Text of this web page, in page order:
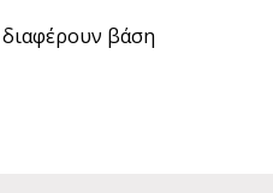
διαφέρουν βάση